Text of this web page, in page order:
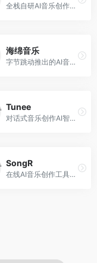
全栈自研AI音乐创作平台，支持从创作到发布的完整流程。面向独立音乐人和音乐工作室，提供作词作曲、编曲混音、音乐发布等服务，创作工具专业。
海绵音乐
字节跳动推出的AI音乐创作平台，支持多风格音乐生成。面向内容创作者和音乐爱好者，提供歌词创作、旋律生成、编曲制作等服务，创作效率高，适合短视频配乐。
Tunee
对话式音乐创作AI智能体，支持自然语言交互创作。面向音乐爱好者，通过对话方式完成音乐创作，交互体验友好，创作过程直观。
SongR
在线AI音乐创作工具，支持歌词与旋律一体化生成。面向内容创作者和音乐爱好者，提供歌词创作、旋律生成、音乐制作等服务，操作简便，创作速度快。